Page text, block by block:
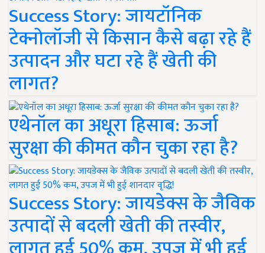
Success Story: जायटॉनिक
टेक्नोलॉजी से किसान कैसे बढ़ा रहे हैं
उत्पादन और घटा रहे हैं खेती की
लागत?
एथेनॉल का अधूरा हिसाब: ऊर्जा
सुरक्षा की कीमत कौन चुका रहा है?
Success Story: जायडेक्स के जैविक
उत्पादों से बदली खेती की तस्वीर,